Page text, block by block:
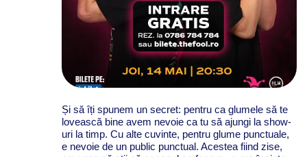
Și să îți spunem un secret: pentru ca glumele să te
lovească bine avem nevoie ca tu să ajungi la show-
uri la timp. Cu alte cuvinte, pentru glume punctuale,
e nevoie de un public punctual. Acestea fiind zise,